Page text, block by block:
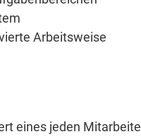
Arbeitsweise
eines jeden